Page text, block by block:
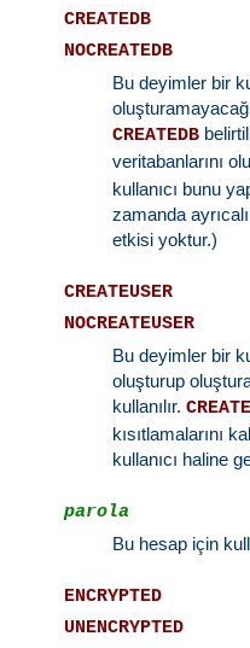
CREATEDB
NOCREATEDB
Bu deyimler bir
CREATEDB
veritabanlarını
kullanıcı bunu
zamanda
etkisi yoktur.)
CREATEUSER
NOCREATEUSER
Bu deyimler bir
oluşturup
kullanılır.
kısıtlamalarını
kullanıcı haline
parola
Bu hesap için
ENCRYPTED
UNENCRYPTED